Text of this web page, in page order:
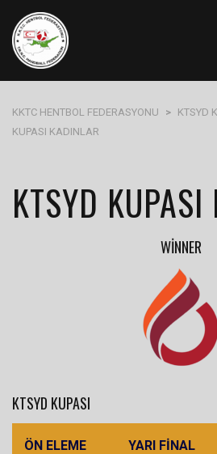
KKTC HENTBOL FEDERASYONU > KTSYD
KUPASI KADINLAR
KTSYD
WINNER
KTSYD KUPASI
ÖN ELEME YARI FINAL